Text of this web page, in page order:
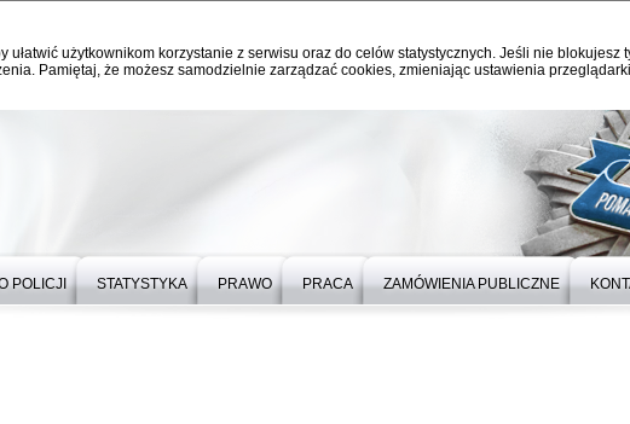
ułatwić użytkownikom korzystanie z serwisu oraz do celów statystycznych. Jeśli nie blokujesz
Pamiętaj, że możesz samodzielnie zarządzać cookies, zmieniając ustawienia
POLICJI STATYSTYKA PRAWO PRACA ZAMÓWIENIA PUBLICZNE